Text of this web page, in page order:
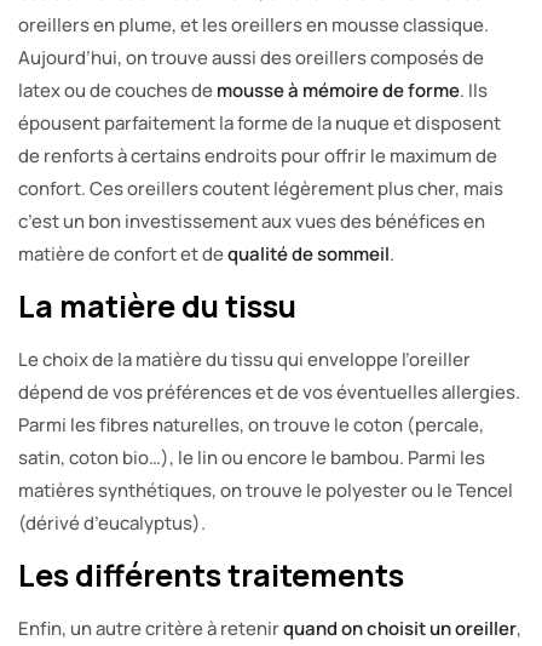
oreillers en plume, et les oreillers en mousse classique.
Aujourd’hui, on trouve aussi des oreillers composés de
latex ou de couches demousse à mémoire de forme. Ils
épousent parfaitement la forme de la nuque et disposent
de renforts à certains endroits pour offrir le maximum de
confort. Ces oreillers coutent légèrement plus cher, mais
c’est un bon investissement aux vues des bénéfices en
matière de confort et dequalité de sommeil.
La matière du tissu
Le choix de la matière du tissu qui enveloppe l’oreiller
dépend de vos préférences et de vos éventuelles allergies.
Parmi les fibres naturelles, on trouve le coton (percale,
satin, coton bio…), le lin ou encore le bambou. Parmi les
matières synthétiques, on trouve le polyester ou le Tencel
(dérivé d’eucalyptus).
Les différents traitements
Enfin, un autre critère à retenirquand on choisit un oreiller,